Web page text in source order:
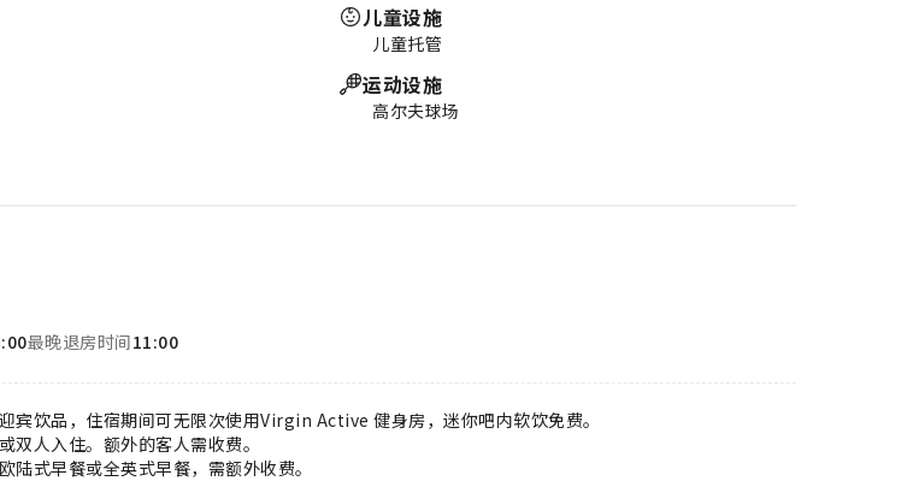
儿童设施
儿童托管
运动设施
高尔夫球场
最晚退房时间11:00
宾饮品，住宿期间可无限次使用Virgin Active 健身房，迷你吧内软饮免费。
双人入住。额外的客人需收费。
陆式早餐或全英式早餐，需额外收费。